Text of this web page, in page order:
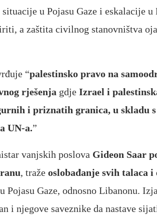
u Pojasu Gaze i eskalacije
a zaštita civilnog stanovništva
“palestinsko pravo na
rješenja gdje Izrael i
i priznatih granica, u skladu
UN-a.”
vanjskih poslova Gideon Saar
, traže oslobađanje svih talaca i
Gaze, odnosno Libanonu.
i njegove saveznike da nastave